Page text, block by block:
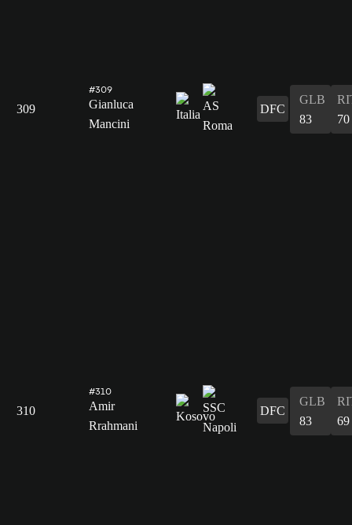
309
#309
Gianluca
Mancini
DFC
GLB
83
70
310
#310
Amir
Rrahmani
DFC
GLB
83
69